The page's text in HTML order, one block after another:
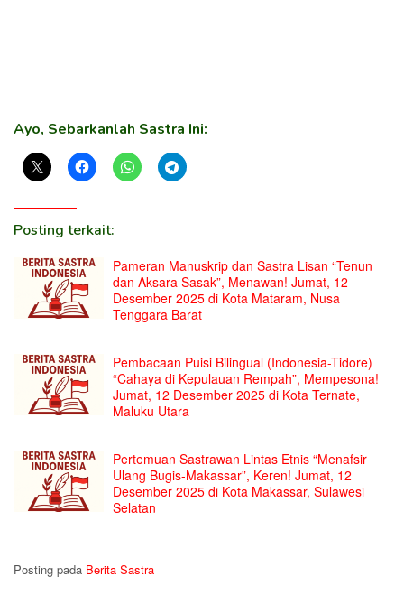
Ayo, Sebarkanlah Sastra Ini:
Posting terkait:
Pameran Manuskrip dan Sastra Lisan “Tenun
dan Aksara Sasak”, Menawan! Jumat, 12
Desember 2025 di Kota Mataram, Nusa
Tenggara Barat
Pembacaan Puisi Bilingual (Indonesia-Tidore)
“Cahaya di Kepulauan Rempah”, Mempesona!
Jumat, 12 Desember 2025 di Kota Ternate,
Maluku Utara
Pertemuan Sastrawan Lintas Etnis “Menafsir
Ulang Bugis-Makassar”, Keren! Jumat, 12
Desember 2025 di Kota Makassar, Sulawesi
Selatan
Posting pada Berita Sastra